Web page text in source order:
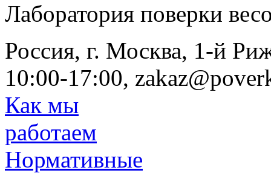
Лаборатория поверки
Россия, г. Москва, 1-й
10:00-17:00,
Как мы
работаем
Нормативные